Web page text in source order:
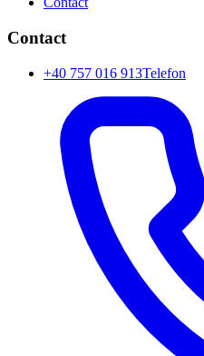
Contact
+40 757 016 913Telefon